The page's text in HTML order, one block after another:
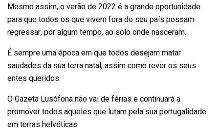
Mesmo assim, o verão de 2022 é a grande oportunidade
para que todos os que vivem fora do seu país possam
regressar, por algum tempo, ao solo onde nasceram.
É sempre uma época em que todos desejam matar
saudades da sua terra natal, assim como rever os seus
entes queridos.
O Gazeta Lusófona não vai de férias e continuará a
promover todos aqueles que lutam pela sua portugalidade
em terras helvéticas.